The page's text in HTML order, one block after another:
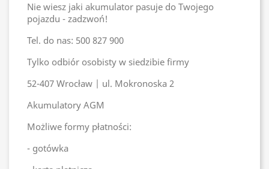
Nie wiesz jaki akumulator pasuje do Twojego
pojazdu - zadzwoń!
Tel. do nas: 500 827 900
Tylko odbiór osobisty w siedzibie firmy
52-407 Wrocław | ul. Mokronoska 2
Akumulatory AGM
Możliwe formy płatności:
- gotówka